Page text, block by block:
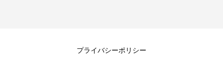
プライバシーポリシー